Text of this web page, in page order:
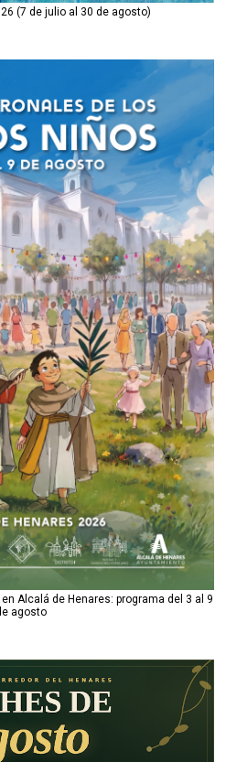
(7 de julio al 30 de agosto)
Alcalá de Henares: programa del 3 al 9
agosto